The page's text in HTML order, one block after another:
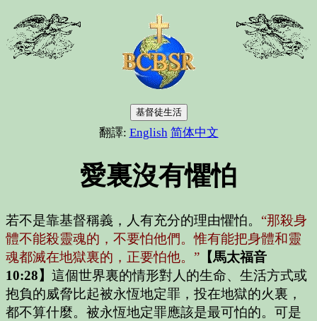
基督徒生活
翻譯: English 简体中文
愛裏沒有懼怕
若不是靠基督稱義，人有充分的理由懼怕。 “那殺身
體不能殺靈魂的，不要怕他們。惟有能把身體和靈
魂都滅在地獄裏的，正要怕他。” 【馬太福音
10:28】 這個世界裏的情形對人的生命、生活方式或
抱負的威脅比起被永恆地定罪，投在地獄的火裏，
都不算什麼。被永恆地定罪應該是最可怕的。可是